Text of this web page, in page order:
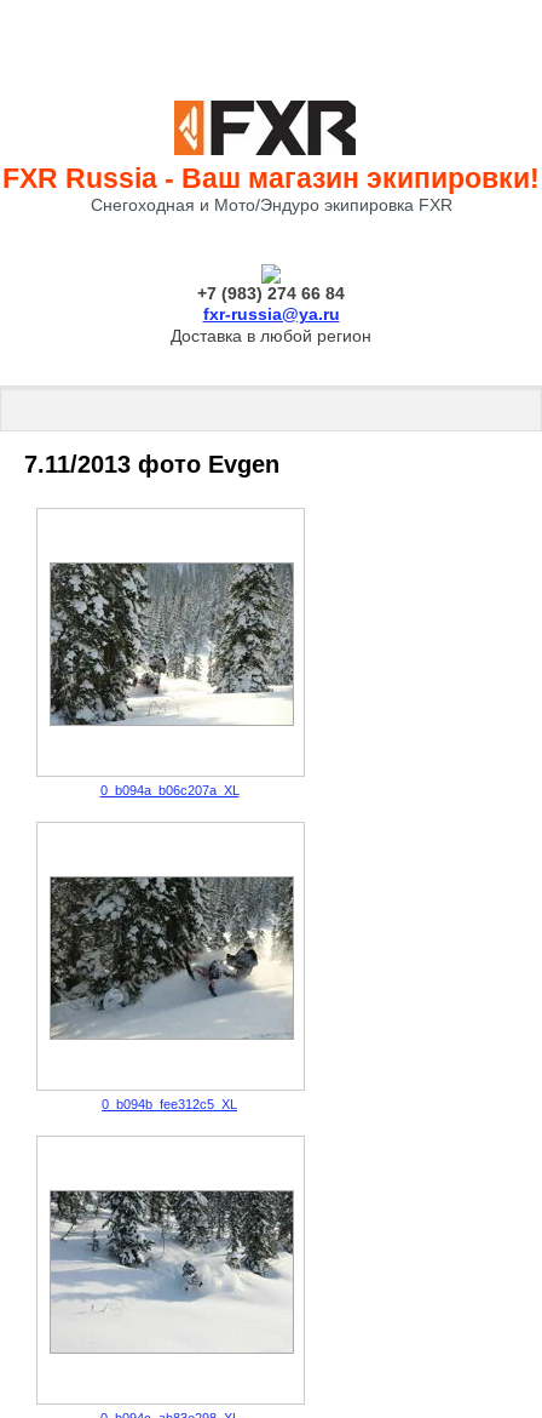
FXR Russia - Ваш магазин экипировки!
Снегоходная и Мото/Эндуро экипировка FXR
+7 (983) 274 66 84
fxr-russia@ya.ru
Доставка в любой регион
7.11/2013 фото Evgen
0_b094a_b06c207a_XL
0_b094b_fee312c5_XL